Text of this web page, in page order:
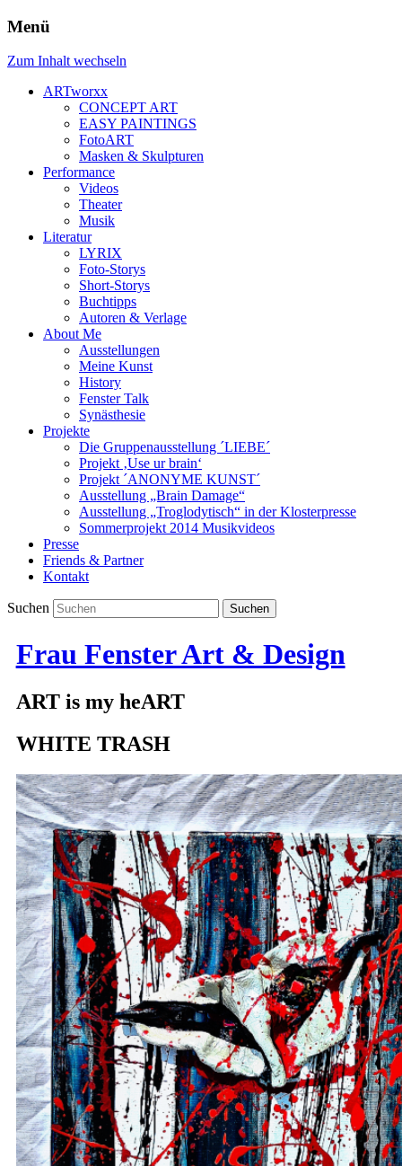
Menü
Zum Inhalt wechseln
ARTworxx
CONCEPT ART
EASY PAINTINGS
FotoART
Masken & Skulpturen
Performance
Videos
Theater
Musik
Literatur
LYRIX
Foto-Storys
Short-Storys
Buchtipps
Autoren & Verlage
About Me
Ausstellungen
Meine Kunst
History
Fenster Talk
Synästhesie
Projekte
Die Gruppenausstellung ´LIEBE´
Projekt ‚Use ur brain‘
Projekt ´ANONYME KUNST´
Ausstellung „Brain Damage“
Ausstellung „Troglodytisch“ in der Klosterpresse
Sommerprojekt 2014 Musikvideos
Presse
Friends & Partner
Kontakt
Suchen
Frau Fenster Art & Design
ART is my heART
WHITE TRASH